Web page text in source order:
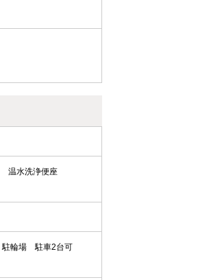
温水洗浄便座
駐輪場
駐車2台可